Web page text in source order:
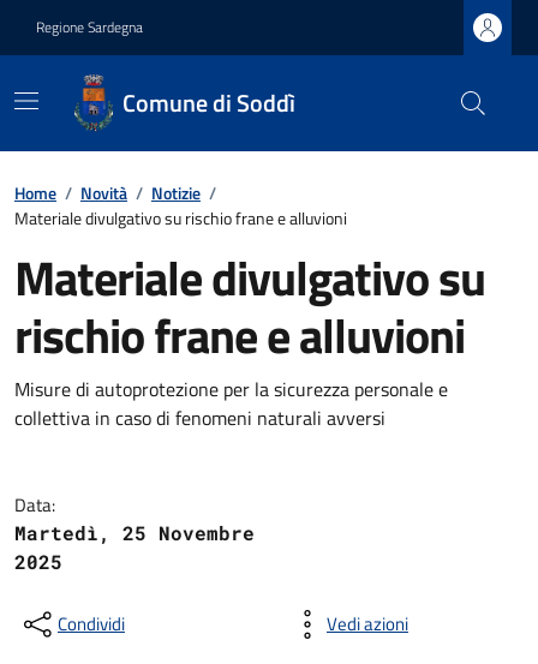
Regione Sardegna
Comune di Soddì
Home / Novità / Notizie /
Materiale divulgativo su rischio frane e alluvioni
Materiale divulgativo su
rischio frane e alluvioni
Misure di autoprotezione per la sicurezza personale e
collettiva in caso di fenomeni naturali avversi
Data:
Martedì, 25 Novembre
2025
Condividi Vedi azioni